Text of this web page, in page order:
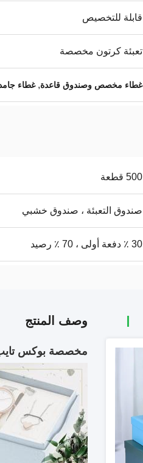
قابلة للتخصيص
تعبئة كرتون مخصصة
غطاء مخصص وصندوق قاعدة,غطاء
500 قطعة
صندوق التعبئة ، صندوق خشبي
30 ٪ دفعة أولى ، 70 ٪ رصيد
وصف المنتج
مخصصة بوكس تايب